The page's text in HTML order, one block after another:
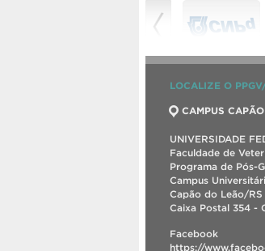
LOCALIZE O
CAMPUS
UNIVERSIDADE
Faculdade de
Programa de Pós-
Campus
Capão do Leão/RS
Caixa Postal 354 -
Facebook
https://